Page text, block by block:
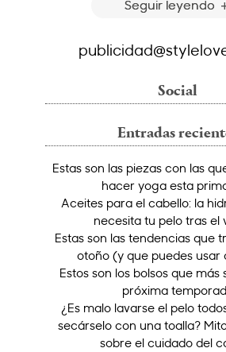
Seguir leyendo
Social
Entradas
Estas son las piezas con las
hacer yoga esta
Aceites para el cabello: la
necesita tu pelo tras el
Estas son las tendencias que
otoño (y que puedes usar
Estos son los bolsos que más
próxima
¿Es malo lavarse el pelo
secárselo con una toalla?
sobre el cuidado del